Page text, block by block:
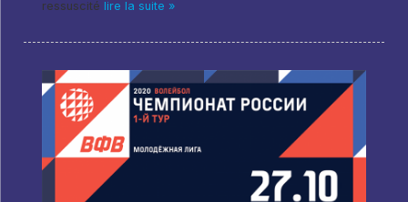
ressuscité lire la suite »